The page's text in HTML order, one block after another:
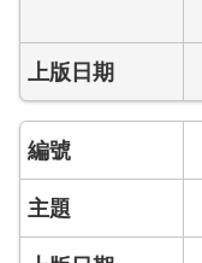
首
頁
見
問